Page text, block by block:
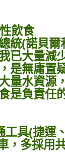
飲食
統(諾貝爾
已大量減
是無庸置
量水資源
是負責任
工具(捷運
，多採用